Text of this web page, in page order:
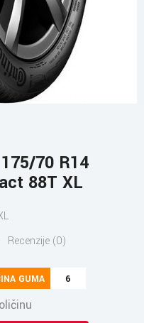
70 R14
88T XL
Recenzije (0)
GUMA 6